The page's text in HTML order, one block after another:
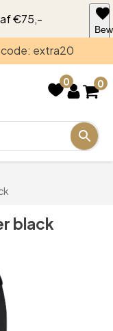
€75,-
extra20
0 0
black
voor